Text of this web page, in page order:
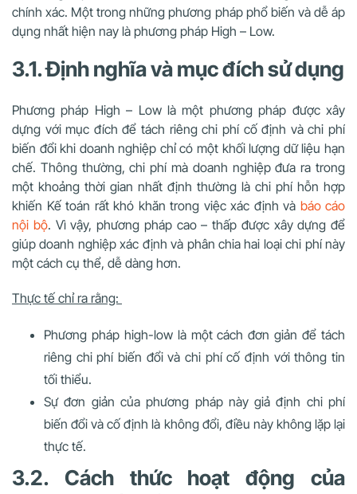
chính xác. Một trong những phương pháp phổ biến và dễ áp
dụng nhất hiện nay là phương pháp High – Low.
3.1. Định nghĩa và mục đích sử dụng
Phương pháp High – Low là một phương pháp được xây
dựng với mục đích để tách riêng chi phí cố định và chi phí
biến đổi khi doanh nghiệp chỉ có một khối lượng dữ liệu hạn
chế. Thông thường, chi phí mà doanh nghiệp đưa ra trong
một khoảng thời gian nhất định thường là chi phí hỗn hợp
khiến Kế toán rất khó khăn trong việc xác định và báo cáo
nội bộ. Vì vậy, phương pháp cao – thấp được xây dựng để
giúp doanh nghiệp xác định và phân chia hai loại chi phí này
một cách cụ thể, dễ dàng hơn.
Thực tế chỉ ra rằng:
Phương pháp high-low là một cách đơn giản để tách
riêng chi phí biến đổi và chi phí cố định với thông tin
tối thiểu.
Sự đơn giản của phương pháp này giả định chi phí
biến đổi và cố định là không đổi, điều này không lặp lại
thực tế.
3.2. Cách thức hoạt động của